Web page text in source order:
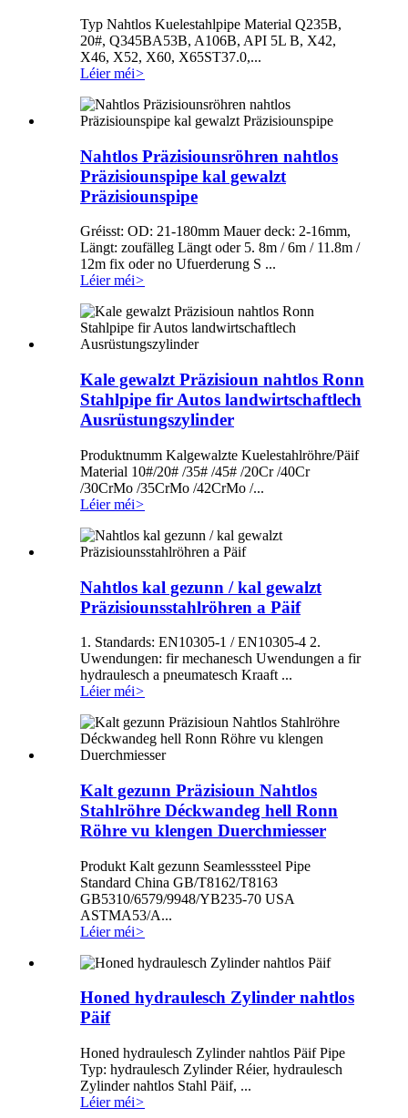
Typ Nahtlos Kuelestahlpipe Material Q235B,
20#, Q345BA53B, A106B, API 5L B, X42,
X46, X52, X60, X65ST37.0,...
Léier méi>
Nahtlos Präzisiounsröhren nahtlos
Präzisiounspipe kal gewalzt
Präzisiounspipe
Gréisst: OD: 21-180mm Mauer deck: 2-16mm,
Längt: zoufälleg Längt oder 5. 8m / 6m / 11.8m /
12m fix oder no Ufuerderung S ...
Léier méi>
Kale gewalzt Präzisioun nahtlos Ronn
Stahlpipe fir Autos landwirtschaftlech
Ausrüstungszylinder
Produktnumm Kalgewalzte Kuelestahlröhre/Päif
Material 10#/20# /35# /45# /20Cr /40Cr
/30CrMo /35CrMo /42CrMo /...
Léier méi>
Nahtlos kal gezunn / kal gewalzt
Präzisiounsstahlröhren a Päif
1. Standards: EN10305-1 / EN10305-4 2.
Uwendungen: fir mechanesch Uwendungen a fir
hydraulesch a pneumatesch Kraaft ...
Léier méi>
Kalt gezunn Präzisioun Nahtlos
Stahlröhre Déckwandeg hell Ronn
Röhre vu klengen Duerchmiesser
Produkt Kalt gezunn Seamlesssteel Pipe
Standard China GB/T8162/T8163
GB5310/6579/9948/YB235-70 USA
ASTMA53/A...
Léier méi>
Honed hydraulesch Zylinder nahtlos
Päif
Honed hydraulesch Zylinder nahtlos Päif Pipe
Typ: hydraulesch Zylinder Réier, hydraulesch
Zylinder nahtlos Stahl Päif, ...
Léier méi>